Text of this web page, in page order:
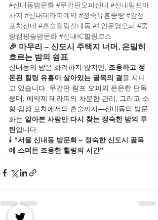
#신내동밤문화 #무간판오피신내 #신내림프마
사지 #신내테라피예약 #정숙유흥중랑 #감성
포차신내 #혼술힐링신내동 #1인운영오피 #중
랑캠핑숲밤문화 #신내IC힐링코스
🎉 마무리 – 신도시 주택지 너머, 은밀히
흐르는 밤의 쉼표
신내동의 밤은 화려하지 않지만, 조용하고 정
돈된 힐링 유흥이 살아있는 골목의 결을 지니
고 있습니다. 무간판 림프 오피의 은은한 단독
응대, 예약제 테라피의 차분한 관리, 그리고 소
형 감성 포차에서의 혼술까지—신내동의 밤문
화는 알아본 사람만 다시 찾는 정숙한 밤의 루
틴입니다.
🕯️ “서울 신내동 밤문화 – 정숙한 신도시 골목
에 스며든 조용한 힐링의 시간”